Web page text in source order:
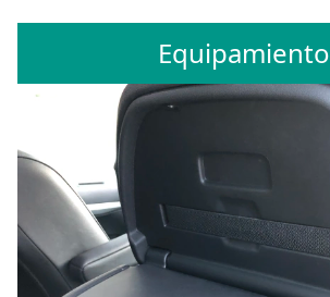
Equipamiento